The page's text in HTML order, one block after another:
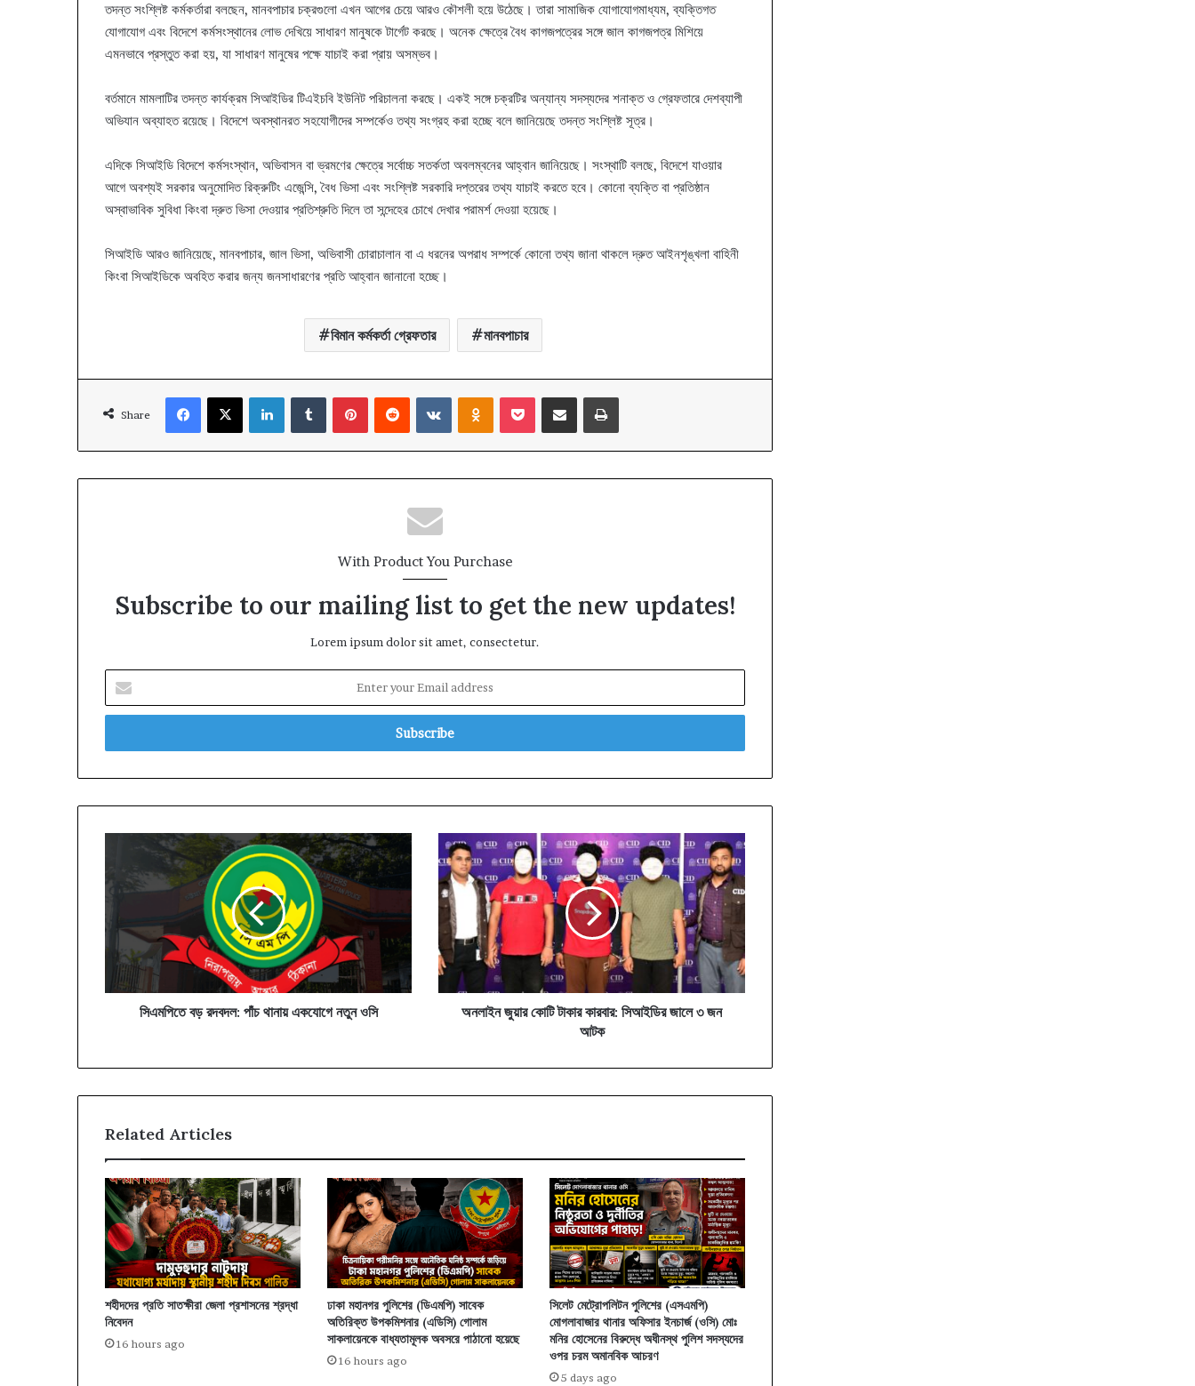
তদন্ত সংশ্লিষ্ট কর্মকর্তারা বলছেন, মানবপাচার চক্রগুলো এখন আগের চেয়ে আরও কৌশলী হয়ে উঠেছে। তারা সামাজিক যোগাযোগমাধ্যম, ব্যক্তিগত
যোগাযোগ এবং বিদেশে কর্মসংস্থানের লোভ দেখিয়ে সাধারণ মানুষকে টার্গেট করছে। অনেক ক্ষেত্রে বৈধ কাগজপত্রের সঙ্গে জাল কাগজপত্র মিশিয়ে
এমনভাবে প্রস্তুত করা হয়, যা সাধারণ মানুষের পক্ষে যাচাই করা প্রায় অসম্ভব।
বর্তমানে মামলাটির তদন্ত কার্যক্রম সিআইডির টিএইচবি ইউনিট পরিচালনা করছে। একই সঙ্গে চক্রটির অন্যান্য সদস্যদের শনাক্ত ও গ্রেফতারে দেশব্যাপী
অভিযান অব্যাহত রয়েছে। বিদেশে অবস্থানরত সহযোগীদের সম্পর্কেও তথ্য সংগ্রহ করা হচ্ছে বলে জানিয়েছে তদন্ত সংশ্লিষ্ট সূত্র।
এদিকে সিআইডি বিদেশে কর্মসংস্থান, অভিবাসন বা ভ্রমণের ক্ষেত্রে সর্বোচ্চ সতর্কতা অবলম্বনের আহ্বান জানিয়েছে। সংস্থাটি বলছে, বিদেশে যাওয়ার
আগে অবশ্যই সরকার অনুমোদিত রিক্রুটিং এজেন্সি, বৈধ ভিসা এবং সংশ্লিষ্ট সরকারি দপ্তরের তথ্য যাচাই করতে হবে। কোনো ব্যক্তি বা প্রতিষ্ঠান
অস্বাভাবিক সুবিধা কিংবা দ্রুত ভিসা দেওয়ার প্রতিশ্রুতি দিলে তা সন্দেহের চোখে দেখার পরামর্শ দেওয়া হয়েছে।
সিআইডি আরও জানিয়েছে, মানবপাচার, জাল ভিসা, অভিবাসী চোরাচালান বা এ ধরনের অপরাধ সম্পর্কে কোনো তথ্য জানা থাকলে দ্রুত আইনশৃঙ্খলা বাহিনী
কিংবা সিআইডিকে অবহিত করার জন্য জনসাধারণের প্রতি আহ্বান জানানো হচ্ছে।
বিমান কর্মকর্তা গ্রেফতার মানবপাচার
Share
Facebook
X LinkedInTumblrPinterestReddit VKontakteOdnoklassniki
Pocket Share via Email Print
With Product You Purchase
Subscribe to our mailing list to get the new updates!
Lorem ipsum dolor sit amet, consectetur.
your
Email
রদবদল:
পাঁচ
থানায়
একযোগে
নতুন
সিএমপিতে বড় রদবদল: পাঁচ থানায় একযোগে নতুন ওসি
অনলাইন
জুয়ার
কোটি
টাকার
কারবার:
সিআইডির
জালে
৩
জন
অনলাইন জুয়ার কোটি টাকার কারবার: সিআইডির জালে ৩ জন
আটক
Related Articles
শহীদদের প্রতি সাতক্ষীরা জেলা প্রশাসনের শ্রদ্ধা
নিবেদন
16 hours ago
ঢাকা মহানগর পুলিশের (ডিএমপি) সাবেক
অতিরিক্ত উপকমিশনার (এডিসি) গোলাম
সাকলায়েনকে বাধ্যতামূলক অবসরে পাঠানো হয়েছে
16 hours ago
সিলেট মেট্রোপলিটন পুলিশের (এসএমপি)
মোগলাবাজার থানার অফিসার ইনচার্জ (ওসি) মোঃ
মনির হোসেনের বিরুদ্ধে অধীনস্থ পুলিশ সদস্যদের
ওপর চরম অমানবিক আচরণ
5 days ago